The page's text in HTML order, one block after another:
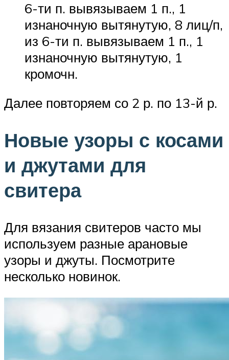
6-ти п. вывязываем 1 п., 1
изнаночную вытянутую, 8 лиц/п,
из 6-ти п. вывязываем 1 п., 1
изнаночную вытянутую, 1
кромочн.
Далее повторяем со 2 р. по 13-й р.
Новые узоры с косами
и джутами для
свитера
Для вязания свитеров часто мы
используем разные арановые
узоры и джуты. Посмотрите
несколько новинок.